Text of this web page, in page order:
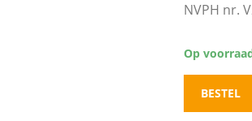
NVPH nr.
Op
BESTEL